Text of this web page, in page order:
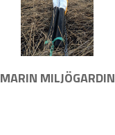
MARIN MILJÖGARDIN